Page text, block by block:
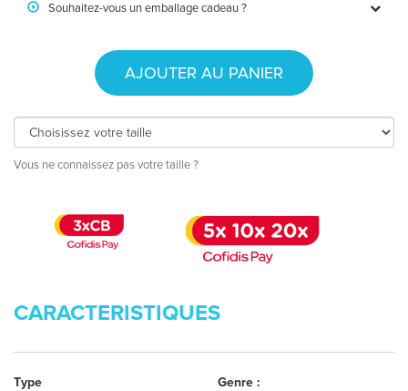
Souhaitez-vous un emballage cadeau ?
AJOUTER AU PANIER
Vous ne connaissez pas votre taille ?
CARACTERISTIQUES
Type Genre :